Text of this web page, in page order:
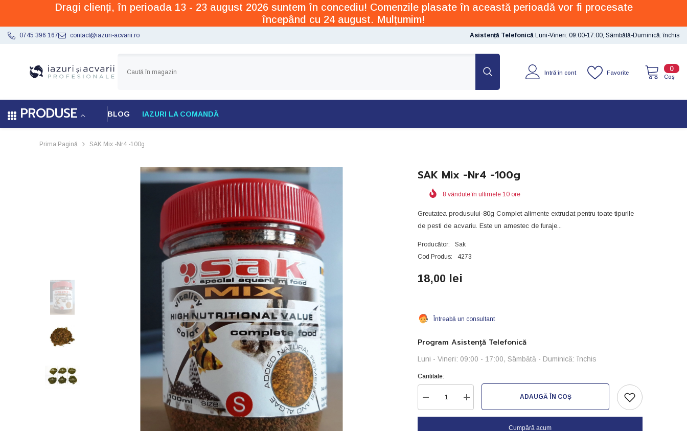
SARI LA CONȚINUTDragi clienți, în perioada 13 - 23 august 2026 suntem în concediu! Comenzile plasate în această perioadă vor fi procesate
începând cu 24 august. Mulțumim!
0745 396 167 contact@iazuri-acvarii.ro Asistență Telefonică Luni-Vineri: 09:00-17:00, Sâmbătă-Duminică: închis
00
Coș
Favorite
Intră în cont
PRODUSE BLOG IAZURI LA COMANDĂ
Prima Pagină SAK Mix -nr4 -100g
SAK Mix -nr4 -100g
8 vândute în ultimele10 ore
Greutatea produsului-80g Complet alimente extrudat pentru toate tipurile
de pesti de acvariu. Este un amestec de furaje...
Producător:
Sak
Cod Produs:
4273
18,00 lei
Întreabă un consultant
Program Asistență Telefonică
Luni - Vineri: 09:00 - 17:00, Sâmbătă - Duminică: închis
Cantitate:
Reduceți
cantitatea
pentru
Creșteți
cantitatea
pentru
ADAUGĂ ÎN COȘ
Cumpără acum